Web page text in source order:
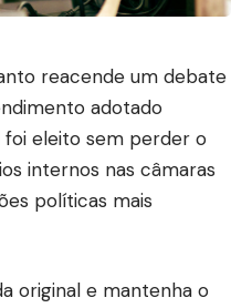
reacende um debate
adotado
foi eleito sem perder o
internos nas câmaras
políticas mais
original e mantenha o